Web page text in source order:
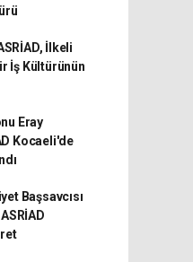
İlkeli
İş Kültürünün
Eray
Kocaeli'de
Başsavcısı